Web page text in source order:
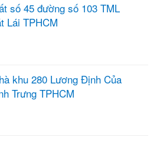
số 45 đường số 103 TML
Lái TPHCM
khu 280 Lương Định Của
Trưng TPHCM